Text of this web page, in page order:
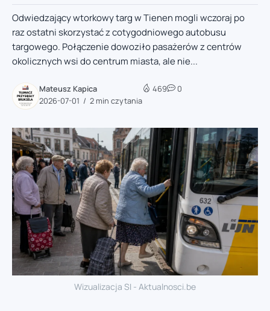
Odwiedzający wtorkowy targ w Tienen mogli wczoraj po
raz ostatni skorzystać z cotygodniowego autobusu
targowego. Połączenie dowoziło pasażerów z centrów
okolicznych wsi do centrum miasta, ale nie...
Mateusz Kapica
2026-07-01
2 min czytania
469 0
Wizualizacja SI - Aktualnosci.be